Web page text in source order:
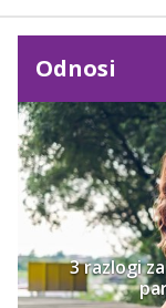
Odnosi
3 razlogi